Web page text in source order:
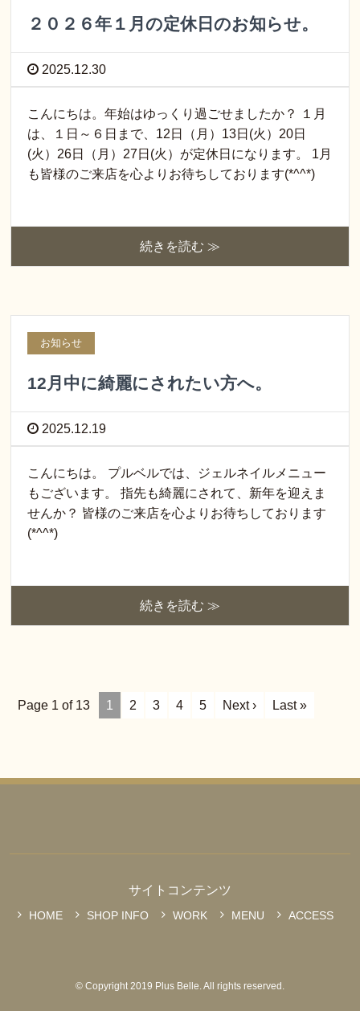
２０２６年１月の定休日のお知らせ。
2025.12.30
こんにちは。年始はゆっくり過ごせましたか？ １月
は、１日～６日まで、12日（月）13日(火）20日
(火）26日（月）27日(火）が定休日になります。 1月
も皆様のご来店を心よりお待ちしております(*^^*)
続きを読む ≫
お知らせ
12月中に綺麗にされたい方へ。
2025.12.19
こんにちは。 プルベルでは、ジェルネイルメニュー
もございます。 指先も綺麗にされて、新年を迎えま
せんか？ 皆様のご来店を心よりお待ちしております
(*^^*)
続きを読む ≫
Page 1 of 13 1 2 3 4 5 Next › Last »
サイトコンテンツ
HOME SHOP INFO WORK MENU ACCESS
© Copyright 2019 Plus Belle. All rights reserved.